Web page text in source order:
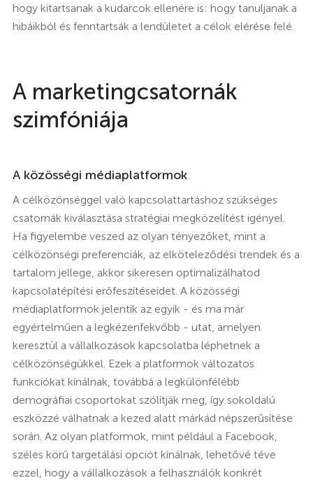
hogy kitartsanak a kudarcok ellenére is: hogy tanuljanak a
hibáikból és fenntartsák a lendületet a célok elérése felé.
A marketingcsatornák
szimfóniája
A közösségi médiaplatformok
A célközönséggel való kapcsolattartáshoz szükséges
csatornák kiválasztása stratégiai megközelítést igényel.
Ha figyelembe veszed az olyan tényezőket, mint a
célközönségi preferenciák, az elköteleződési trendek és a
tartalom jellege, akkor sikeresen optimalizálhatod
kapcsolatépítési erőfeszítéseidet. A közösségi
médiaplatformok jelentik az egyik - és ma már
egyértelműen a legkézenfekvőbb - utat, amelyen
keresztül a vállalkozások kapcsolatba léphetnek a
célközönségükkel. Ezek a platformok változatos
funkciókat kínálnak, továbbá a legkülönfélébb
demográfiai csoportokat szólítják meg, így sokoldalú
eszközzé válhatnak a kezed alatt márkád népszerűsítése
során. Az olyan platformok, mint például a Facebook,
széles körű targetálási opciót kínálnak, lehetővé téve
ezzel, hogy a vállalkozások a felhasználók konkrét